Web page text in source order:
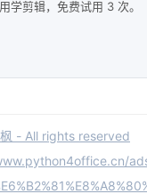
学剪辑，免费试用 3 次。
- All rights reserved